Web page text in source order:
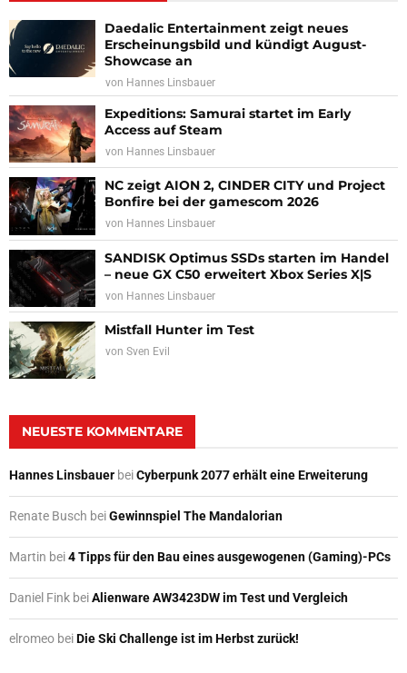
Daedalic Entertainment zeigt neues
Erscheinungsbild und kündigt August-
Showcase an
von Hannes Linsbauer
Expeditions: Samurai startet im Early
Access auf Steam
von Hannes Linsbauer
NC zeigt AION 2, CINDER CITY und Project
Bonfire bei der gamescom 2026
von Hannes Linsbauer
SANDISK Optimus SSDs starten im Handel
– neue GX C50 erweitert Xbox Series X|S
von Hannes Linsbauer
Mistfall Hunter im Test
von Sven Evil
NEUESTE KOMMENTARE
Hannes Linsbauer beiCyberpunk 2077 erhält eine Erweiterung
Renate Busch beiGewinnspiel The Mandalorian
Martin bei4 Tipps für den Bau eines ausgewogenen (Gaming)-PCs
Daniel Fink beiAlienware AW3423DW im Test und Vergleich
elromeo beiDie Ski Challenge ist im Herbst zurück!